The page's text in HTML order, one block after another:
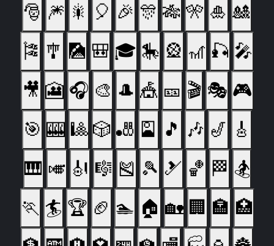
🎅 🎆 🎇 🎈 🎉 🎊 🎋 🎌 🎍 🎎
🎏 🎐 🎑 🎒 🎓 🎠 🎡 🎢 🎣 🎤
🎥 🎦 🎧 🎨 🎩 🎪 🎫 🎬 🎭 🎮
🎯 🎰 🎱 🎲 🎳 🎴 🎵 🎶 🎷 🎸
🎹 🎺 🎻 🎼 🎽 🎾 🎿 🏀 🏁 🏂
🏃 🏄 🏆 🏈 🏊 🏠 🏡 🏢 🏣 🏥